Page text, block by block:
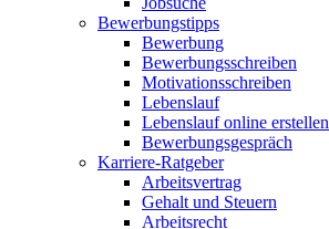
Bewerbungstipps
Bewerbung
Bewerbungsschreiben
Motivationsschreiben
Lebenslauf
Lebenslauf online erstellen
Bewerbungsgespräch
Karriere-Ratgeber
Arbeitsvertrag
Gehalt und Steuern
Arbeitsrecht